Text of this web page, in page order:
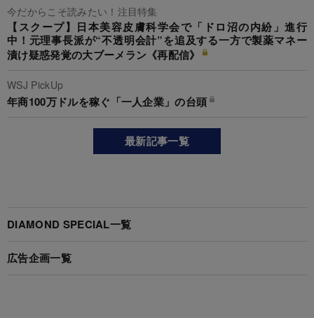
今だからこそ読みたい！注目特集
【スクープ】日本美容皮膚科学会で「ドロ沼の内紛」進行
中！元理事長派が“不透明会計”を追及する一方で製薬マネー
漬け疑惑発覚の大ブーメラン《再配信》
WSJ PickUp
年商100万ドルを稼ぐ「一人企業」の台頭
最新記事一覧
DIAMOND SPECIAL一覧
広告企画一覧